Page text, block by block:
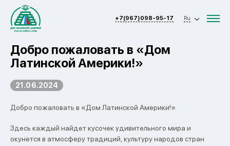
+7(967)098-95-17 Ru
Добро пожаловать в «Дом
Латинской Америки!»
21.06.2024
Добро пожаловать в «Дом Латинской Америки!»
Здесь каждый найдет кусочек удивительного мира и
окунется в атмосферу традиций, культуру народов стран